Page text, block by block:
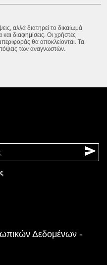
αλλά διατηρεί το δικαίωμά
διαφημίσεις. Οι χρήστες
θα αποκλείονται. Τα
των αναγνωστών.
Δεδομένων -